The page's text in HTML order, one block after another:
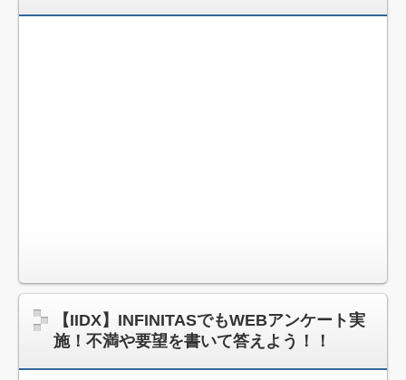
グ
【IIDX】INFINITASでもWEBアンケート実
施！不満や要望を書いて答えよう！！